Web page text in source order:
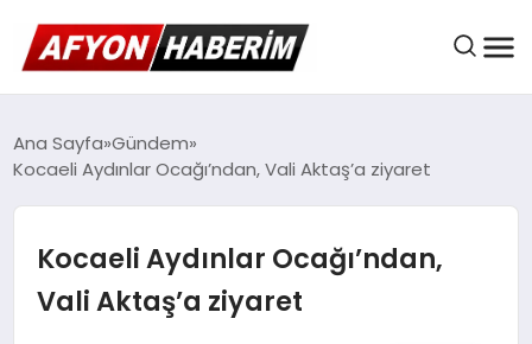
AFYON HABER
BELEDIYELER
Ana Sayfa Gündem
Kocaeli Aydınlar Ocağı’ndan, Vali Aktaş’a ziyaret
Kocaeli Aydınlar Ocağı’ndan,
Vali Aktaş’a ziyaret